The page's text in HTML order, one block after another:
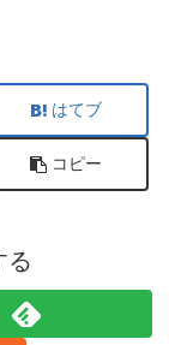
はてブ
コピー
る